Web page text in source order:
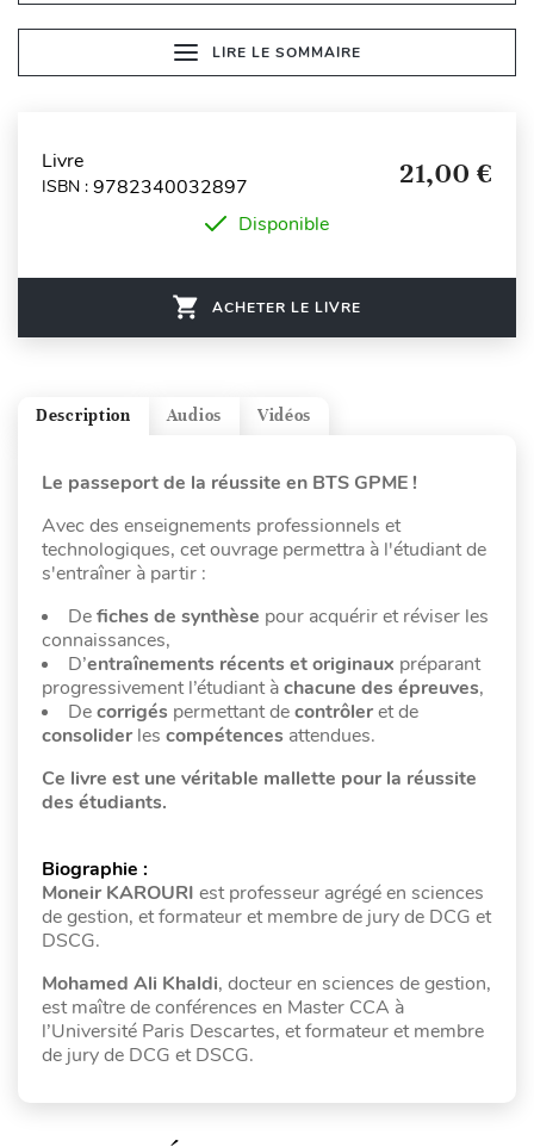
LIRE LE SOMMAIRE
Livre
ISBN : 9782340032897 21,00 €
Disponible
ACHETER LE LIVRE
Vidéos
Audios
Description
Le passeport de la réussite en BTS GPME !
Avec des enseignements professionnels et
technologiques, cet ouvrage permettra à l'étudiant de
s'entraîner à partir :
Defiches de synthèse pour acquérir et réviser les
connaissances,
D’entraînements récents et originaux préparant
progressivement l’étudiant àchacune des épreuves,
Decorrigés permettant decontrôleret de
consoliderles compétences attendues.
Ce livre est une véritable mallette pour la réussite
des étudiants.
Biographie :
Moneir KAROURI est professeur agrégé en sciences
de gestion, et formateur et membre de jury de DCG et
DSCG.
Mohamed Ali Khaldi, docteur en sciences de gestion,
est maître de conférences en Master CCA à
l’Université Paris Descartes, et formateur et membre
de jury de DCG et DSCG.